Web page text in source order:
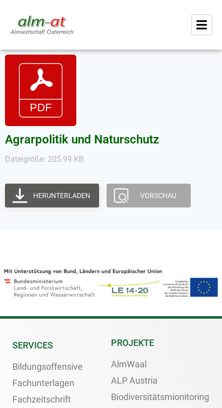
Agrarpolitik und Naturschutz
Dateigröße: 205.99 KB
HERUNTERLADEN VORSCHAU
SERVICES
Bildungsoffensive
Fachunterlagen
Fachzeitschrift
PROJEKTE
AlmWaal
ALP Austria
Biodiversitätsmionitoring